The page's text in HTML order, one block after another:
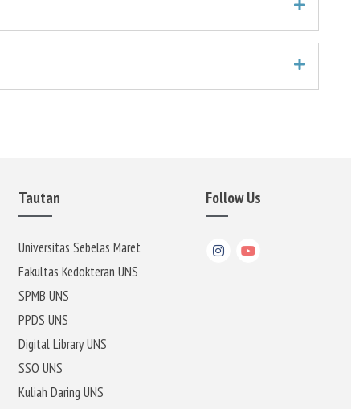
Tautan
Universitas Sebelas Maret
Fakultas Kedokteran UNS
SPMB UNS
PPDS UNS
Digital Library UNS
SSO UNS
Kuliah Daring UNS
Follow Us